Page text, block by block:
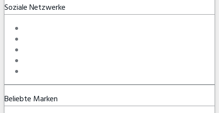
Soziale Netzwerke
Beliebte Marken